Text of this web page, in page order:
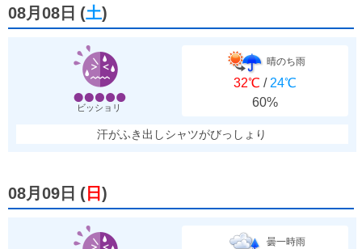
08月08日 (土)
ビッショリ
晴のち雨
32℃ / 24℃
60%
汗がふき出しシャツがびっしょり
08月09日 ( 日 )
曇一時雨